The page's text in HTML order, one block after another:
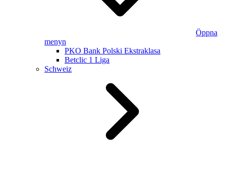
Öppna
menyn
PKO Bank Polski Ekstraklasa
Betclic 1 Liga
Schweiz